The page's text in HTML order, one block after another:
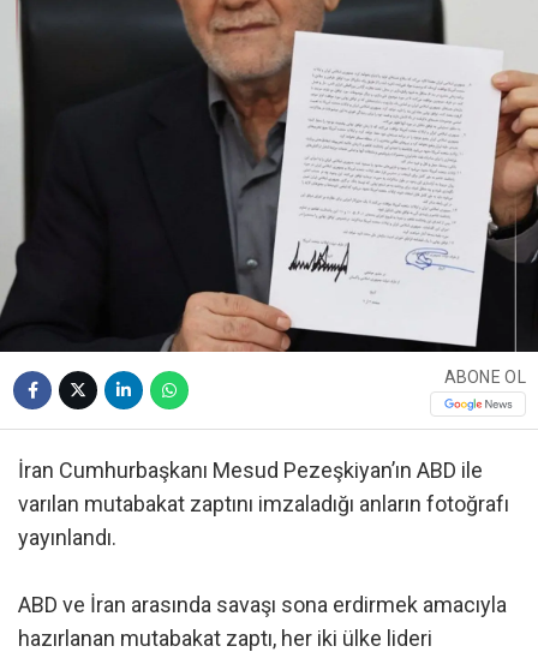
ABONE OL
İran Cumhurbaşkanı Mesud Pezeşkiyan’ın ABD ile
varılan mutabakat zaptını imzaladığı anların fotoğrafı
yayınlandı.
ABD ve İran arasında savaşı sona erdirmek amacıyla
hazırlanan mutabakat zaptı, her iki ülke lideri